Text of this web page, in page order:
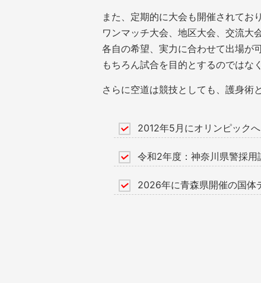
また、定期的に大会も開催されてお
ワンマッチ大会、地区大会、交流大
各自の希望、実力に合わせて出場が
もちろん試合を目的とするのではな
さらに空道は競技としても、護身術
2012年5月にオリンピック
令和2年度：神奈川県警採
2026年に青森県開催の国体